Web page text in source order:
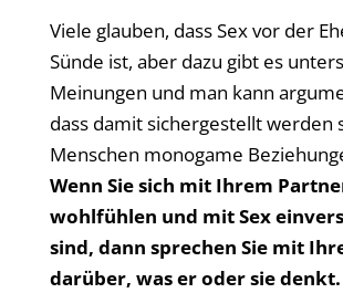
Viele glauben, dass Sex vor der
Sünde ist, aber dazu gibt es
Meinungen und man kann
dass damit sichergestellt werden
Menschen monogame
Wenn Sie sich mit Ihrem
wohlfühlen und mit Sex
sind, dann sprechen Sie mit
darüber, was er oder sie denkt.